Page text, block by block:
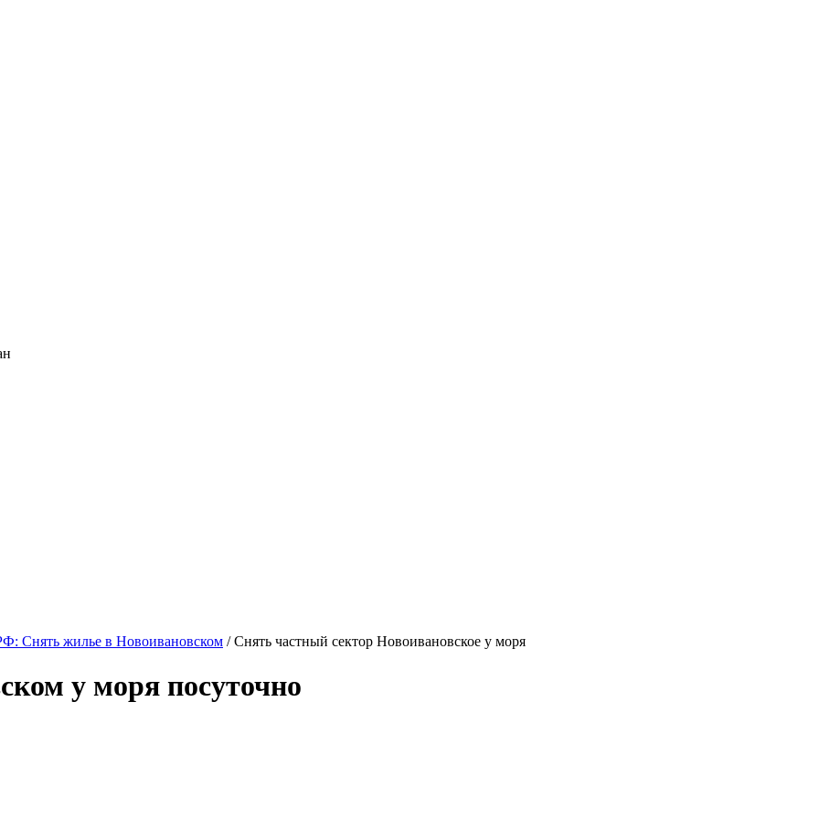
Снять жилье в Новоивановском / Снять частный сектор Новоивановское у моря
у моря посуточно